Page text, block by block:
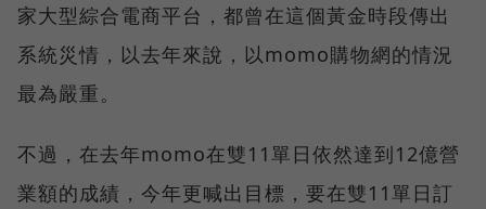
家大型綜合電商平台，都曾在這個黃金時段傳出
系統災情，以去年來說，以momo購物網的情況
最為嚴重。
不過，在去年momo在雙11單日依然達到12億營
業額的成績，今年更喊出目標，要在雙11單日訂